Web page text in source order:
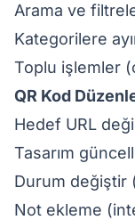
Arama ve
Kategorilere
Toplu işlemler
QR Kod
Hedef URL
Tasarım
Durum değiştir
Not ekleme